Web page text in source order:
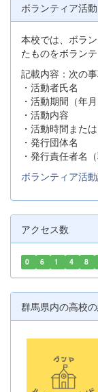
ボランティア活
本校では、ボラ
たものをボラン
記載内容：次の
・活動者氏名
・活動期間（年月
・活動内容
・活動時間また
・発行団体名
・発行責任者名
ボランティア活
アクセス数
0 6 1 4 8
群馬県内の高校